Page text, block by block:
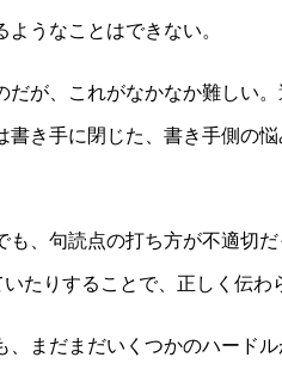
うなことはできない。
が、これがなかなか難しい
き手に閉じた、書き手側の
、句読点の打ち方が不適切
たりすることで、正しく伝わ
まだまだいくつかのハードル